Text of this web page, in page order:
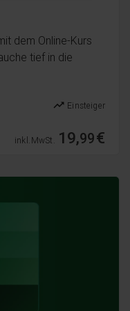
dem Online-Kurs
tief in die
trending_up Einsteiger
inkl. MwSt. 19,99€